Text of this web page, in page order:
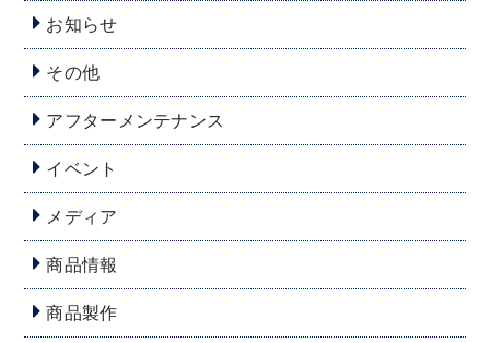
お知らせ
その他
アフターメンテナンス
イベント
メディア
商品情報
商品製作